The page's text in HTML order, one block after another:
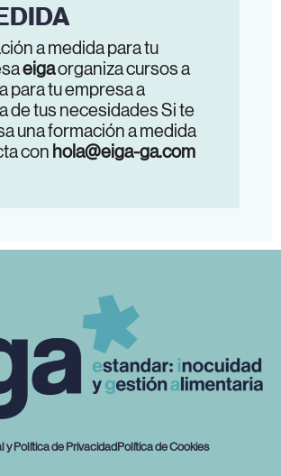
a medida para tu
eigaorganiza cursos a
para tu empresa a
de tus necesidades Si te
una formación a medida
con hola@eiga-ga.com
y Política de Privacidad Política de Cookies